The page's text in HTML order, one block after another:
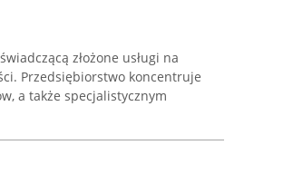
złożone usługi na
Przedsiębiorstwo koncentruje
a także specjalistycznym